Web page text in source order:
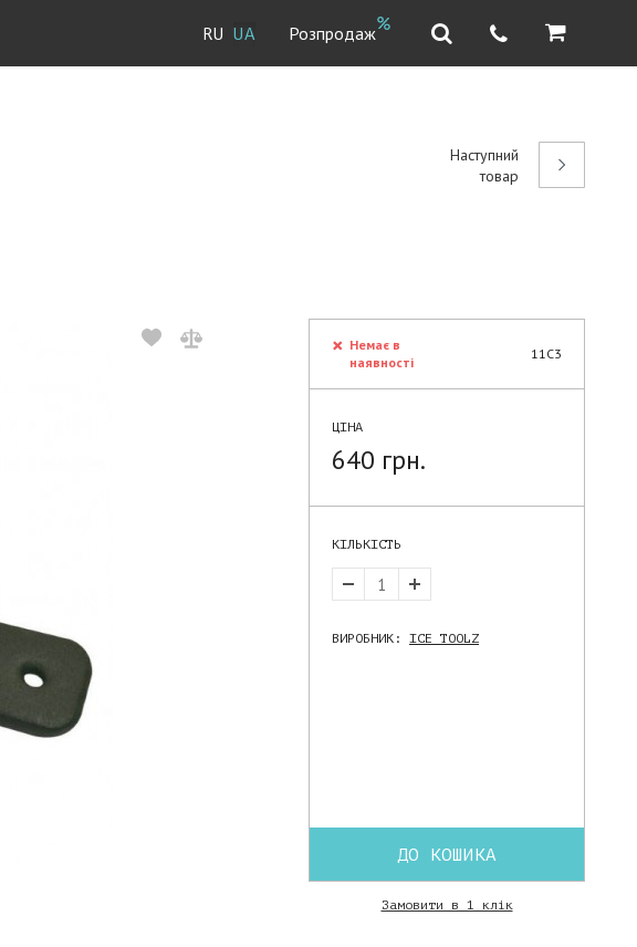
RU UA Розпродаж
Наступний
товар
Немає в
наявності
11C3
ЦІНА
640 грн.
КІЛЬКІСТЬ
ВИРОБНИК: ICE TOOLZ
ДО КОШИКА
Замовити в 1 клік